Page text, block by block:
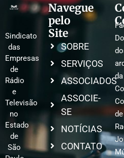
Sindicato
das
Empresas
de
Rádio
e
Televisão
no
Estado
de
São
Navegue
pelo
Site
SOBRE
SERVIÇOS
ASSOCIADOS
ASSOCIE-
SE
NOTÍCIAS
CONTATO
da
de